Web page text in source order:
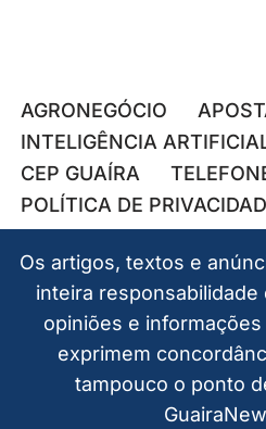
AGRONEGÓCIO
INTELIGÊNCIA
CEP GUAÍRA
POLÍTICA DE
Os artigos, textos e
inteira
opiniões e
exprimem
tampouco o ponto